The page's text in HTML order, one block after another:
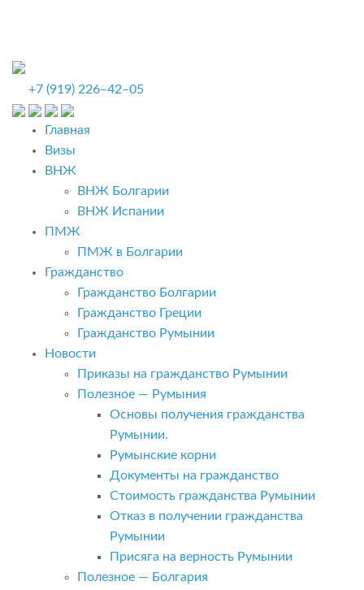
+7 (919) 226‒42‒05
Главная
Визы
ВНЖ
ВНЖ Болгарии
ВНЖ Испании
ПМЖ
ПМЖ в Болгарии
Гражданство
Гражданство Болгарии
Гражданство Греции
Гражданство Румынии
Новости
Приказы на гражданство Румынии
Полезное — Румыния
Основы получения гражданства
Румынии.
Румынские корни
Документы на гражданство
Стоимость гражданства Румынии
Отказ в получении гражданства
Румынии
Присяга на верность Румынии
Полезное — Болгария